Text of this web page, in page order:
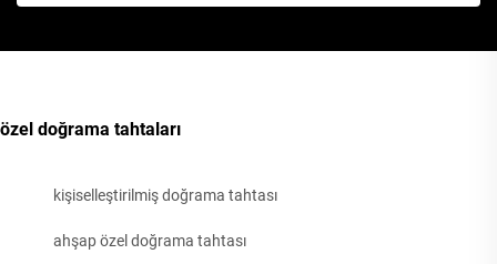
özel doğrama tahtaları
kişiselleştirilmiş doğrama tahtası
ahşap özel doğrama tahtası